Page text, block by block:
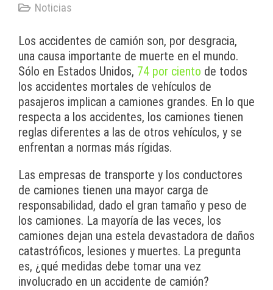
Noticias
Los accidentes de camión son, por desgracia,
una causa importante de muerte en el mundo.
Sólo en Estados Unidos, 74 por ciento de todos
los accidentes mortales de vehículos de
pasajeros implican a camiones grandes. En lo que
respecta a los accidentes, los camiones tienen
reglas diferentes a las de otros vehículos, y se
enfrentan a normas más rígidas.
Las empresas de transporte y los conductores
de camiones tienen una mayor carga de
responsabilidad, dado el gran tamaño y peso de
los camiones. La mayoría de las veces, los
camiones dejan una estela devastadora de daños
catastróficos, lesiones y muertes. La pregunta
es, ¿qué medidas debe tomar una vez
involucrado en un accidente de camión?